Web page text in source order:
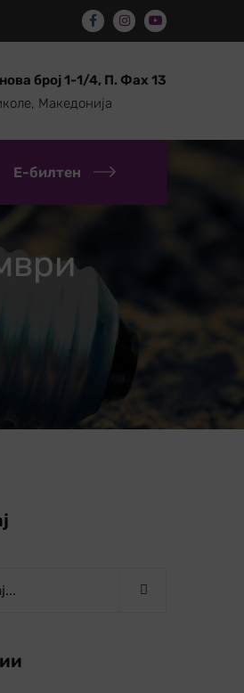
број 1-1/4, П. Фах 13
Македонија
Е-билтен